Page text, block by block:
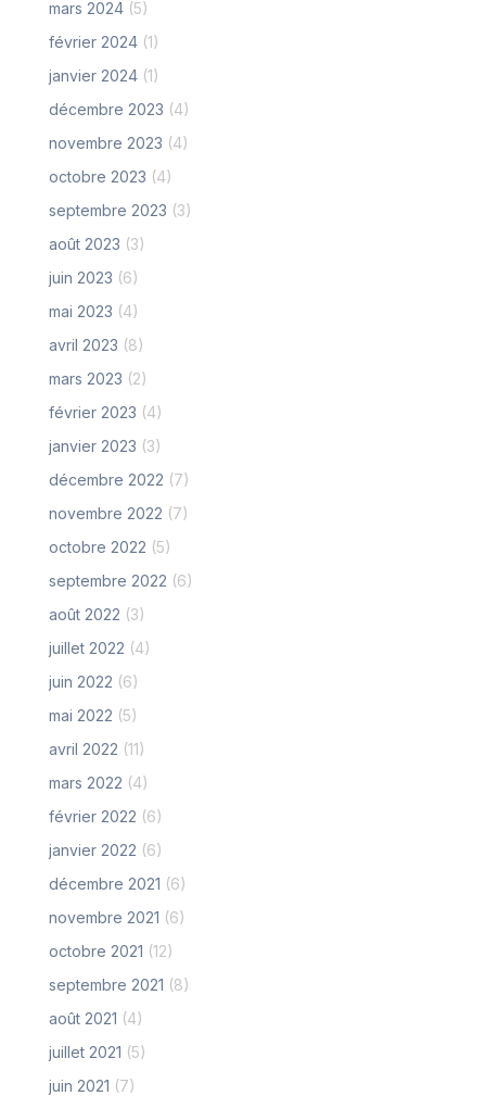
mars 2024 (5)
février 2024 (1)
janvier 2024 (1)
décembre 2023 (4)
novembre 2023 (4)
octobre 2023 (4)
septembre 2023 (3)
août 2023 (3)
juin 2023 (6)
mai 2023 (4)
avril 2023 (8)
mars 2023 (2)
février 2023 (4)
janvier 2023 (3)
décembre 2022 (7)
novembre 2022 (7)
octobre 2022 (5)
septembre 2022 (6)
août 2022 (3)
juillet 2022 (4)
juin 2022 (6)
mai 2022 (5)
avril 2022 (11)
mars 2022 (4)
février 2022 (6)
janvier 2022 (6)
décembre 2021 (6)
novembre 2021 (6)
octobre 2021 (12)
septembre 2021 (8)
août 2021 (4)
juillet 2021 (5)
juin 2021 (7)